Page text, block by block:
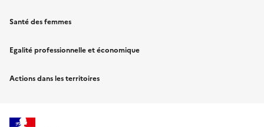
Santé des femmes
Egalité professionnelle et économique
Actions dans les territoires